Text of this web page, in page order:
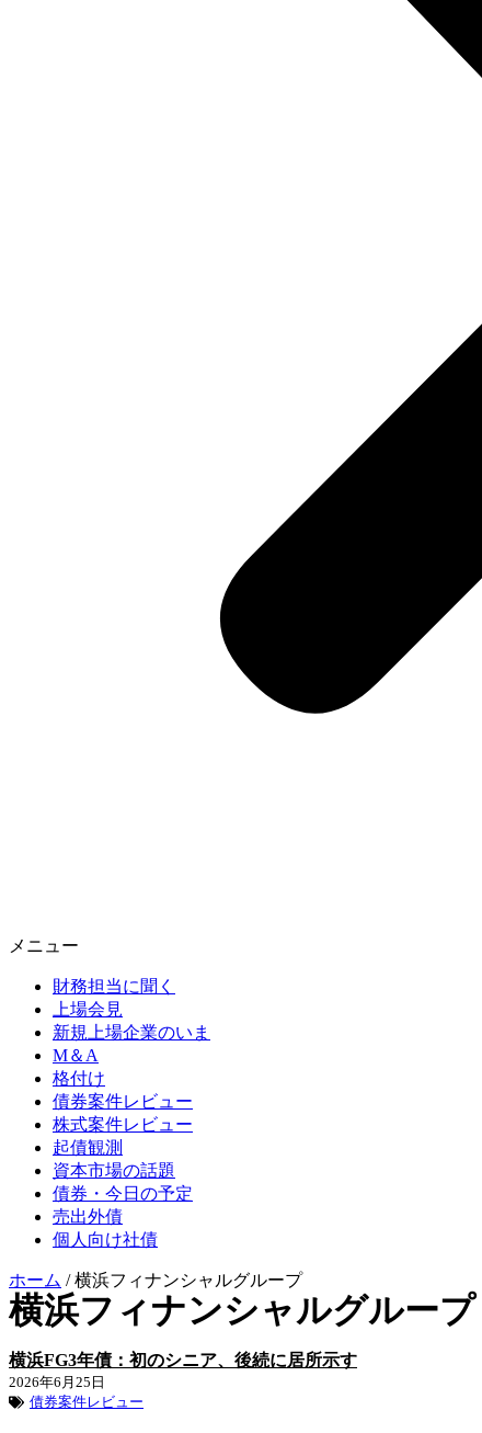
メニュー
財務担当に聞く
上場会見
新規上場企業のいま
M＆A
格付け
債券案件レビュー
株式案件レビュー
起債観測
資本市場の話題
債券・今日の予定
売出外債
個人向け社債
ホーム /横浜フィナンシャルグループ
横浜フィナンシャルグループ
横浜FG3年債：初のシニア、後続に居所示す
2026年6月25日
債券案件レビュー